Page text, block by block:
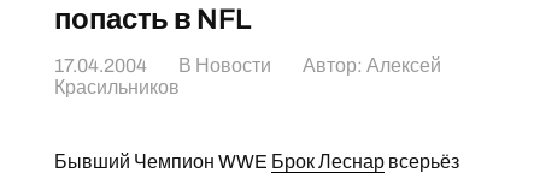
попасть в NFL
17.04.2004 В Новости Автор: Алексей
Красильников
Бывший Чемпион WWE Брок Леснарвсерьёз